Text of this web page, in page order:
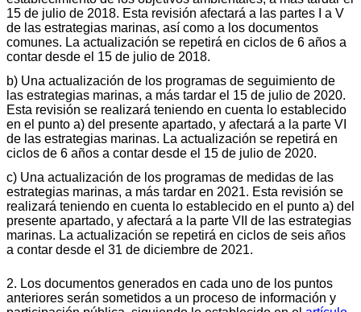
15 de julio de 2018. Esta revisión afectará a las partes I a V
de las estrategias marinas, así como a los documentos
comunes. La actualización se repetirá en ciclos de 6 años a
contar desde el 15 de julio de 2018.
b) Una actualización de los programas de seguimiento de
las estrategias marinas, a más tardar el 15 de julio de 2020.
Esta revisión se realizará teniendo en cuenta lo establecido
en el punto a) del presente apartado, y afectará a la parte VI
de las estrategias marinas. La actualización se repetirá en
ciclos de 6 años a contar desde el 15 de julio de 2020.
c) Una actualización de los programas de medidas de las
estrategias marinas, a más tardar en 2021. Esta revisión se
realizará teniendo en cuenta lo establecido en el punto a) del
presente apartado, y afectará a la parte VII de las estrategias
marinas. La actualización se repetirá en ciclos de seis años
a contar desde el 31 de diciembre de 2021.
2. Los documentos generados en cada uno de los puntos
anteriores serán sometidos a un proceso de información y